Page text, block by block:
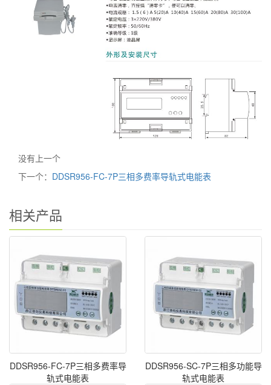
没有上一个
下一个： DDSR956-FC-7P三相多费率导轨式电能表
相关产品
DDSR956-FC-7P三相多费率导
轨式电能表
DDSR956-SC-7P三相多功能导
轨式电能表